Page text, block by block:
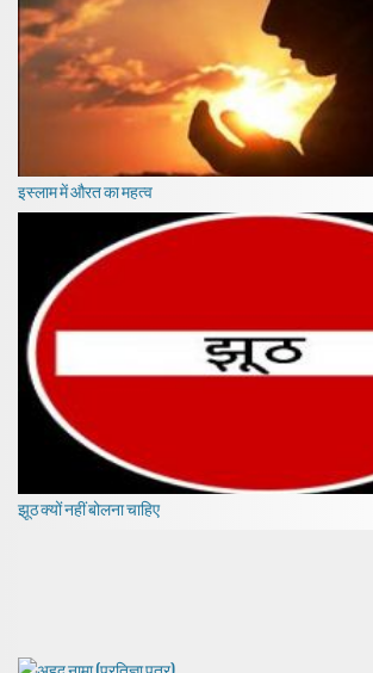
इस्लाम में औरत का महत्व
झूठ क्यों नहीं बोलना चाहिए